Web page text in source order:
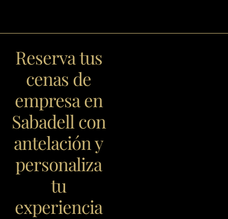
Reserva tus
cenas de
empresa en
Sabadell con
antelación y
personaliza
tu
experiencia